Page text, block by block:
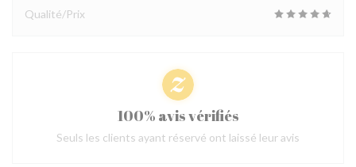
Qualité/Prix
100% avis vérifiés
Seuls les clients ayant réservé ont laissé leur avis